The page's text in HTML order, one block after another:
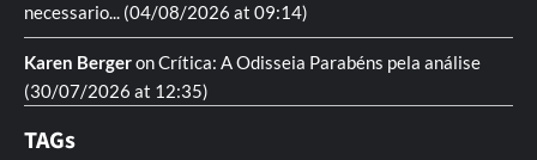
necessario... (04/08/2026 at 09:14)
Karen BergeronCrítica: A Odisseia Parabéns pela análise
(30/07/2026 at 12:35)
TAGs